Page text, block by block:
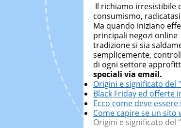
di strategie
Il richiamo irresistibile
consumismo,
Ma quando iniziano
principali negozi
tradizione si sia
semplicemente,
di ogni settore
speciali via email.
Origini e significato del
Black Friday ed offerte
Ecco come deve
Come capire se un sito
Origini e significato del